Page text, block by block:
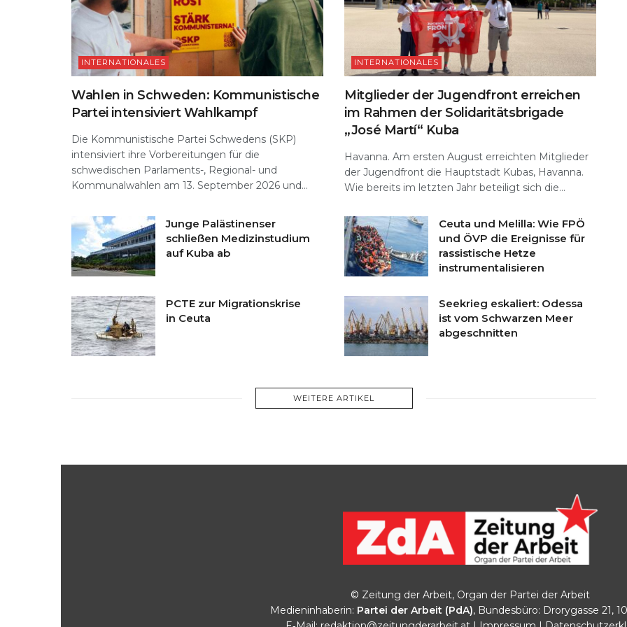
INTERNATIONALES
Wahlen in Schweden: Kommunistische
Partei intensiviert Wahlkampf
Die Kommunistische Partei Schwedens (SKP)
intensiviert ihre Vorbereitungen für die
schwedischen Parlaments-, Regional- und
Kommunalwahlen am 13. September 2026 und...
INTERNATIONALES
Mitglieder der Jugendfront erreichen
im Rahmen der Solidaritätsbrigade
„José Martí“ Kuba
Havanna. Am ersten August erreichten Mitglieder
der Jugendfront die Hauptstadt Kubas, Havanna.
Wie bereits im letzten Jahr beteiligt sich die...
Junge Palästinenser
schließen Medizinstudium
auf Kuba ab
Ceuta und Melilla: Wie FPÖ
und ÖVP die Ereignisse für
rassistische Hetze
instrumentalisieren
PCTE zur Migrationskrise
in Ceuta
Seekrieg eskaliert: Odessa
ist vom Schwarzen Meer
abgeschnitten
WEITERE ARTIKEL
© Zeitung der Arbeit, Organ der Partei der Arbeit
Medieninhaberin: Partei der Arbeit (PdA), Bundesbüro: Drorygasse 21,